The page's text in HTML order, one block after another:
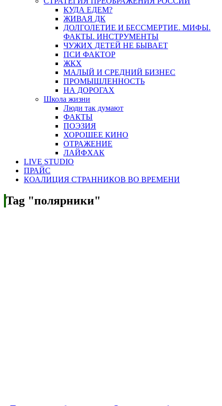
КУДА ЕДЕМ?
ЖИВАЯ ДК
ДОЛГОЛЕТИЕ И БЕССМЕРТИЕ. МИФЫ.
ФАКТЫ. ИНСТРУМЕНТЫ
ЧУЖИХ ДЕТЕЙ НЕ БЫВАЕТ
ПСИ ФАКТОР
ЖКХ
МАЛЫЙ И СРЕДНИЙ БИЗНЕС
ПРОМЫШЛЕННОСТЬ
НА ДОРОГАХ
Школа жизни
Люди так думают
ФАКТЫ
ПОЭЗИЯ
ХОРОШЕЕ КИНО
ОТРАЖЕНИЕ
ЛАЙФХАК
LIVE STUDIO
ПРАЙС
КОАЛИЦИЯ СТРАННИКОВ ВО ВРЕМЕНИ
Tag "полярники"